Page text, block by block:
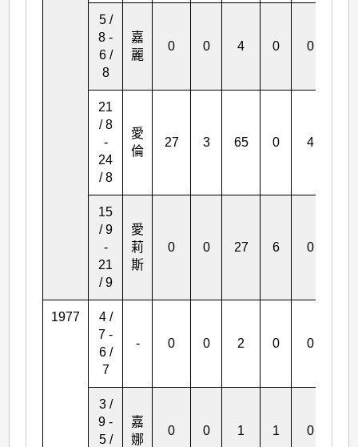
5 /
8 -
6 /
8
嘉
麗
0 0 4 0 0
21
/ 8
-
24
/ 8
愛
倫
27 3 65 0 4
15
/ 9
-
21
/ 9
愛
莉
斯
0 0 27 6 0
1977
4 /
7 -
6 /
7
- 0 0 2 0 0
3 /
9 -
5 /
嘉
娜
0 0 1 1 0